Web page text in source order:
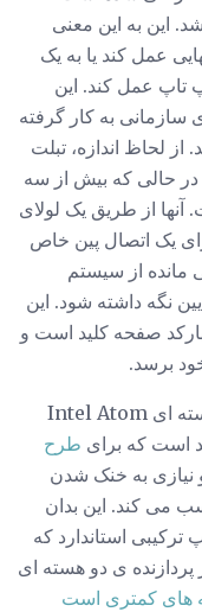
این به این معنی
عمل کند یا به یک
عمل کند. این
سازمانی به کار گرفته
از لحاظ اندازه، تبلت
در حالی که بیش از سه
از طریق یک لولای
یک اتصال پین خاص
مانده از سیستم
نگه داشته شود. این
صفحه کلید است و
برسد.
Power Switch 10 یک پردازنده چهار هسته ای Intel Atom
طرح
نیازی به خنک شدن
می کند. این بدان
ترکیبی استاندارد که
ی دو هسته ای
های کمتری است